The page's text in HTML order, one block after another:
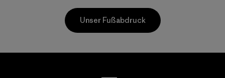
Unser Fußabdruck